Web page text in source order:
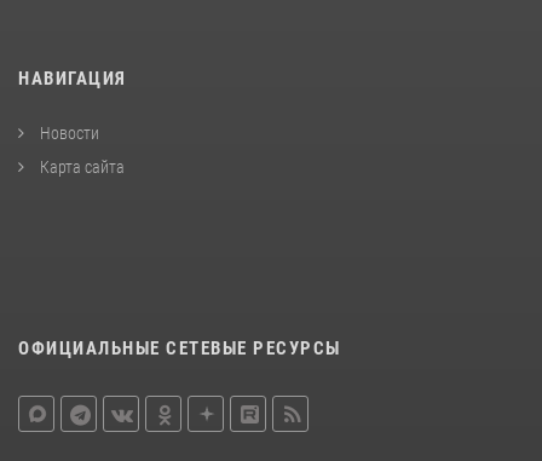
НАВИГАЦИЯ
Новости
Карта сайта
ОФИЦИАЛЬНЫЕ СЕТЕВЫЕ РЕСУРСЫ